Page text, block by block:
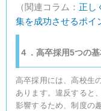
（関連コラム： 正し
集を成功させるポイ
４．高卒採用5つの
高卒採用には、高校生
あります。違反すると
影響するため、制度の